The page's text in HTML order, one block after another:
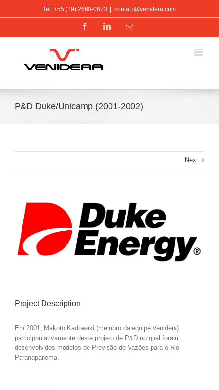
Tel: +55 (19) 2660-0673 contato@venidera.com
FacebookLinkedInE-
P&D Duke/Unicamp (2001-2002)
Next
View
Larger
Image
Project Description
Em 2001, Makoto Kadowaki (membro da equipe Venidera)
participou ativamente deste projeto de P&D no qual foram
desenvolvidos modelos de Previsão de Vazões para o Rio
Paranapanema.